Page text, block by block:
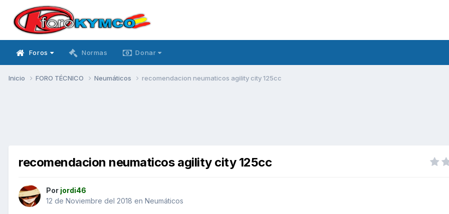
Foros Normas Donar
Inicio FORO TÉCNICO Neumáticos recomendacion neumaticos agility city 125cc
recomendacion neumaticos agility city 125cc
Por jordi46
12 de Noviembre del 2018 en Neumáticos